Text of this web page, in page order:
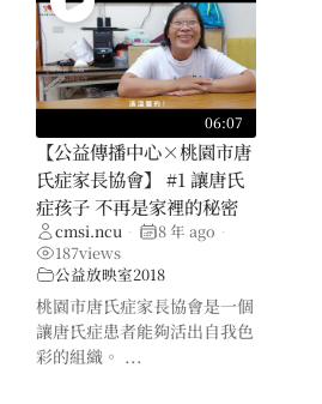
06:07
【公益傳播中心×桃園市唐
氏症家長協會】 #1 讓唐氏
症孩子 不再是家裡的秘密
cmsi.ncu • 8 年 ago •
187views
公益放映室2018
桃園市唐氏症家長協會是一個
讓唐氏症患者能夠活出自我色
彩的組織。 ...